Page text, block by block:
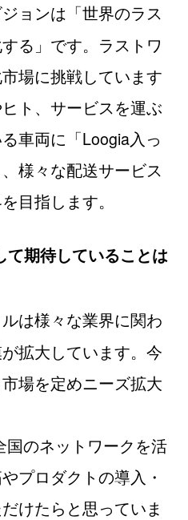
ョンは「世界のラス
る」です。ラストワ
場に挑戦しています
ト、サービスを運ぶ
車両に「Loogia入っ
様々な配送サービス
目指します。
て期待していることは
は様々な業界に関わ
拡大しています。今
場を定めニーズ拡大
国のネットワークを活
プロダクトの導入・
けたらと思っていま